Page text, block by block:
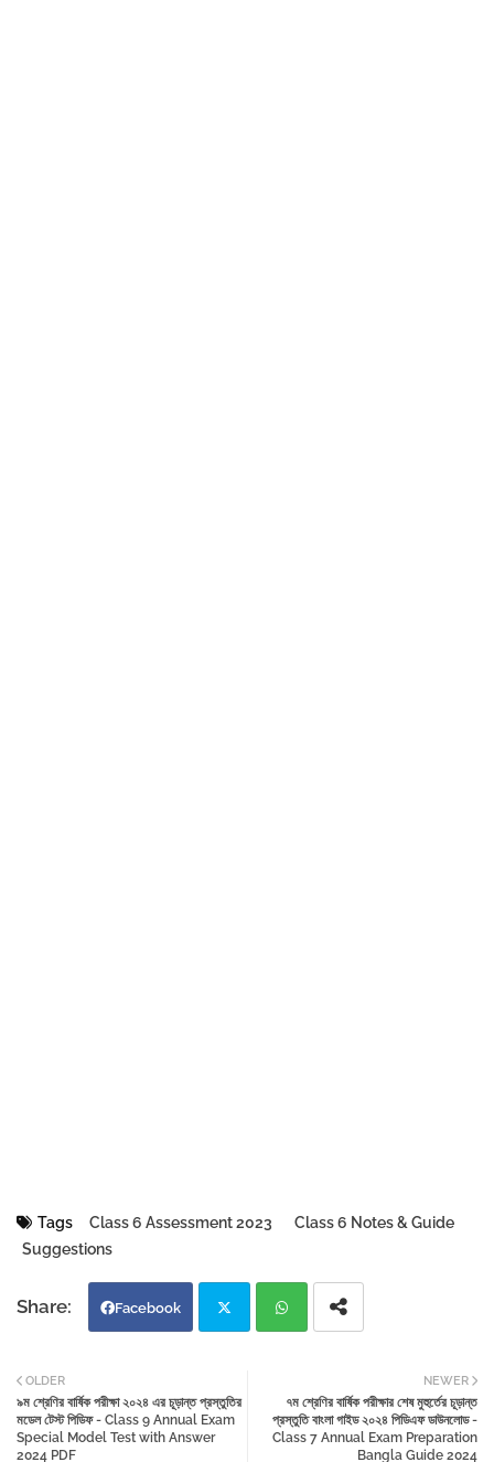
Tags Class 6 Assessment 2023
Class 6 Notes & Guide
Suggestions
Facebook
tter atsa
NEWER
৭ম শ্রেণির বার্ষিক পরীক্ষার শেষ মুহুর্তের চূড়ান্ত
প্রস্তুতি বাংলা গাইড ২০২৪ পিডিএফ ডাউনলোড -
Class 7 Annual Exam Preparation
Bangla Guide 2024
OLDER
৯ম শ্রেণির বার্ষিক পরীক্ষা ২০২৪ এর চূড়ান্ত প্রস্তুতির
মডেল টেস্ট পিডিফ - Class 9 Annual Exam
Special Model Test with Answer
2024 PDF